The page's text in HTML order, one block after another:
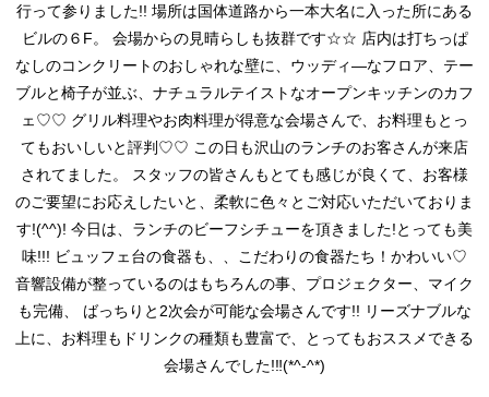
行って参りました!! 場所は国体道路から一本大名に入った所にある
ビルの６F。 会場からの見晴らしも抜群です☆☆ 店内は打ちっぱ
なしのコンクリートのおしゃれな壁に、ウッディ―なフロア、テー
ブルと椅子が並ぶ、ナチュラルテイストなオープンキッチンのカフ
ェ♡♡ グリル料理やお肉料理が得意な会場さんで、お料理もとっ
てもおいしいと評判♡♡ この日も沢山のランチのお客さんが来店
されてました。 スタッフの皆さんもとても感じが良くて、お客様
のご要望にお応えしたいと、柔軟に色々とご対応いただいておりま
す!(^^)! 今日は、ランチのビーフシチューを頂きました!とっても美
味!!! ビュッフェ台の食器も、、こだわりの食器たち！かわいい♡
音響設備が整っているのはもちろんの事、プロジェクター、マイク
も完備、 ばっちりと2次会が可能な会場さんです!! リーズナブルな
上に、お料理もドリンクの種類も豊富で、とってもおススメできる
会場さんでした!‼(*^-^*)